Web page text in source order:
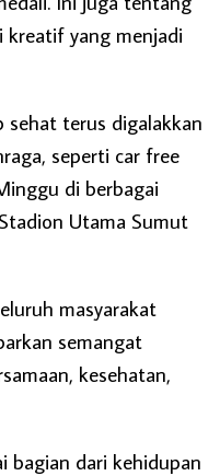
kreatif yang menjadi
sehat terus digalakkan
seperti car free
di berbagai
Utama Sumut
masyarakat
semangat
kesehatan,
bagian dari kehidupan